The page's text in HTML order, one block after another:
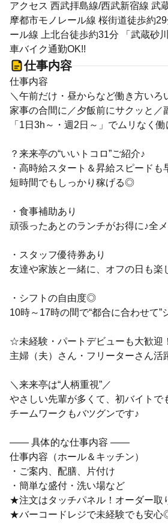
アクセス 西武拝島線/西武新宿線 武
摩都市モノレール線 桜街道徒歩約
ール線 上北台徒歩約31分 「武蔵砂
車バイク通勤OK!!
仕事内容
仕事内容
＼午前だけ・昼からなど働き方いろ
家事の合間に／夕飯前にサクッと
「1日3h～・週2日～」でムリなく働
？来来亭の“いいトコロ”ご紹介♪
・高時給スタート＆昇給スピードも
短時間でもしっかり稼げる◎
・食事補助あり
頑張ったあとのランチがお得に♪全
・スタッフ優待券あり
友達や家族と一緒に、オフの日も楽
・シフトの自由度◎
10時～17時の間で“都合に合わせて”
☆未経験・パートデビューも大歓迎！
主婦（夫）さん・フリーターさん活
＼来来亭は“人柄重視”／
やさしい先輩が多くて、初バイトで
チームワークもバツグンです♪
―― 具体的な仕事内容 ――
仕事内容（ホール＆キッチン）
・ご案内、配膳、片付け
・簡単な盛付・洗い場など
★注文はタッチパネル！オーダー取
★バーコードレジで未経験でも安